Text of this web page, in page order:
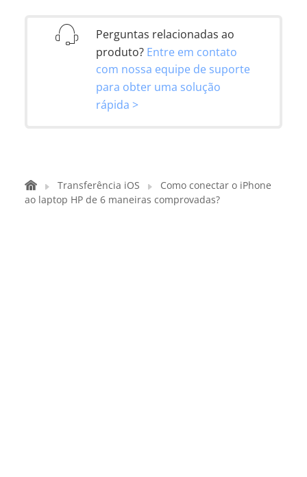
Perguntas relacionadas ao
produto? Entre em contato
com nossa equipe de suporte
para obter uma solução
rápida >
Transferência iOS
Como conectar o iPhone
ao laptop HP de 6 maneiras comprovadas?